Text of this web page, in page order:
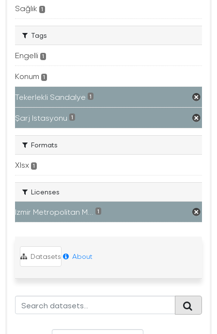
Sağlık 1
Tags
Engelli 1
Konum 1
Tekerlekli Sandalye 1
Şarj Istasyonu 1
Formats
Xlsx 1
Licenses
Izmir Metropolitan M... 1
Datasets About